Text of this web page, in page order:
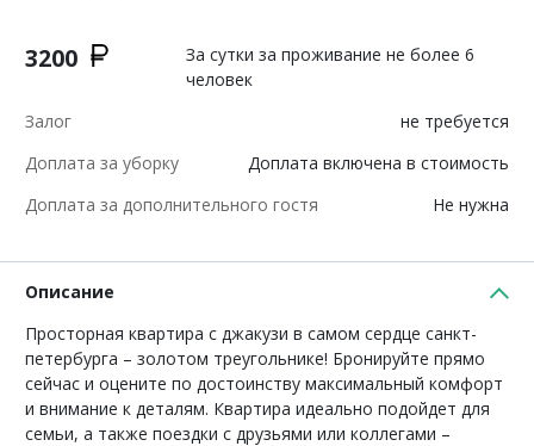
3200
За сутки за проживание не более 6
человек
Залог
не требуется
Доплата за уборку
Доплата включена в стоимость
Доплата за дополнительного гостя
Не нужна
Описание
Просторная квартира с джакузи в самом сердце санкт-
петербурга – золотом треугольнике! Бронируйте прямо
сейчас и оцените по достоинству максимальный комфорт
и внимание к деталям. Квартира идеально подойдет для
семьи, а также поездки с друзьями или коллегами –